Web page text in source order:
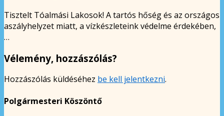
Tisztelt Tóalmási Lakosok! A tartós hőség és az országos
aszályhelyzet miatt, a vízkészleteink védelme érdekében,
…
Vélemény, hozzászólás?
Hozzászólás küldéséhez be kell jelentkezni.
Polgármesteri Köszöntő